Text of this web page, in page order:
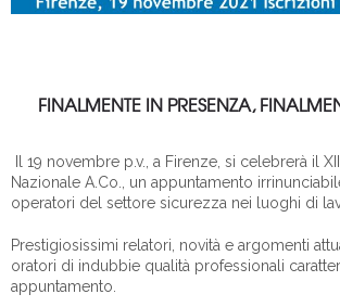
FINALMENTE IN PRESENZA,
Il 19 novembre p.v., a Firenze, si celebrerà il
Nazionale A.Co., un appuntamento
operatori del settore sicurezza nei luoghi di
Prestigiosissimi relatori, novità e argomenti
oratori di indubbie qualità professionali
appuntamento.